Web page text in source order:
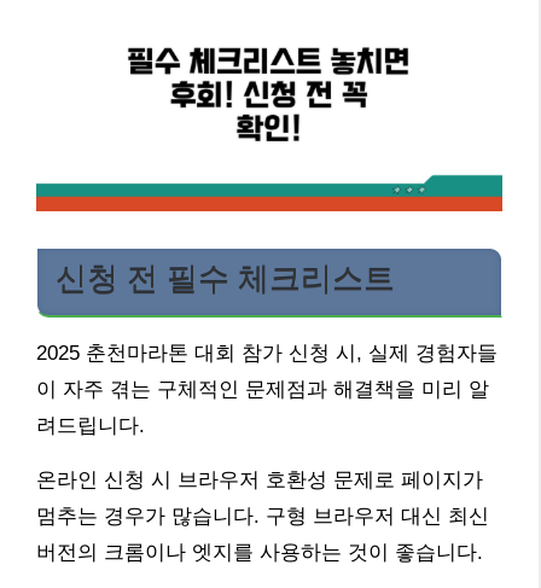
신청 전 필수 체크리스트
2025 춘천마라톤 대회 참가 신청 시, 실제 경험자들
이 자주 겪는 구체적인 문제점과 해결책을 미리 알
려드립니다.
온라인 신청 시 브라우저 호환성 문제로 페이지가
멈추는 경우가 많습니다. 구형 브라우저 대신 최신
버전의 크롬이나 엣지를 사용하는 것이 좋습니다.